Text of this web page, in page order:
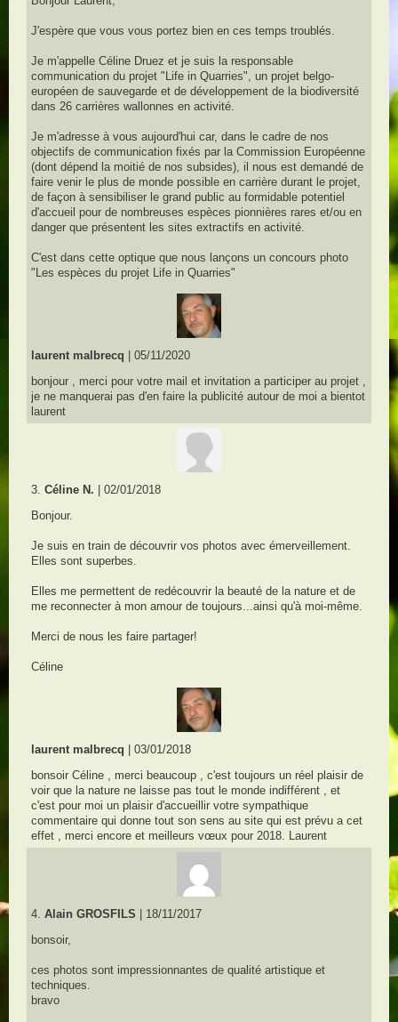
J'espère que vous vous portez bien en ces temps troublés.
Je m'appelle Céline Druez et je suis la responsable
communication du projet "Life in Quarries", un projet belgo-
européen de sauvegarde et de développement de la biodiversité
dans 26 carrières wallonnes en activité.
Je m'adresse à vous aujourd'hui car, dans le cadre de nos
objectifs de communication fixés par la Commission Européenne
(dont dépend la moitié de nos subsides), il nous est demandé de
faire venir le plus de monde possible en carrière durant le projet,
de façon à sensibiliser le grand public au formidable potentiel
d'accueil pour de nombreuses espèces pionnières rares et/ou en
danger que présentent les sites extractifs en activité.
C'est dans cette optique que nous lançons un concours photo
"Les espèces du projet Life in Quarries"
laurent malbrecq
| 05/11/2020
bonjour , merci pour votre mail et invitation a participer au projet ,
je ne manquerai pas d'en faire la publicité autour de moi a bientot
laurent
3. Céline N.
| 02/01/2018
Bonjour.
Je suis en train de découvrir vos photos avec émerveillement.
Elles sont superbes.
Elles me permettent de redécouvrir la beauté de la nature et de
me reconnecter à mon amour de toujours...ainsi qu'à moi-même.
Merci de nous les faire partager!
Céline
laurent malbrecq
| 03/01/2018
bonsoir Céline , merci beaucoup , c'est toujours un réel plaisir de
voir que la nature ne laisse pas tout le monde indifférent , et
c'est pour moi un plaisir d'accueillir votre sympathique
commentaire qui donne tout son sens au site qui est prévu a cet
effet , merci encore et meilleurs vœux pour 2018. Laurent
4. Alain GROSFILS
| 18/11/2017
bonsoir,
ces photos sont impressionnantes de qualité artistique et
techniques.
bravo